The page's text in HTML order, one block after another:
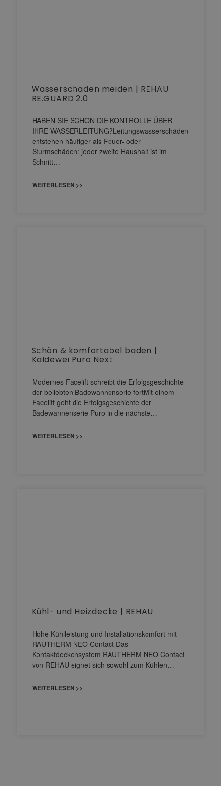
Wasserschäden meiden | REHAU
RE.GUARD 2.0
HABEN SIE SCHON DIE KONTROLLE ÜBER
IHRE WASSERLEITUNG?Leitungswasserschäden
entstehen häufiger als Feuer- oder
Sturmschäden: jeder zweite Haushalt ist im
Schnitt…
WEITERLESEN >>
Schön & komfortabel baden |
Kaldewei Puro Next
Modernes Facelift schreibt die Erfolgsgeschichte
der beliebten Badewannenserie fortMit einem
Facelift geht die Erfolgsgeschichte der
Badewannenserie Puro in die nächste…
WEITERLESEN >>
Kühl- und Heizdecke | REHAU
Hohe Kühlleistung und Installationskomfort mit
RAUTHERM NEO Contact Das
Kontaktdeckensystem RAUTHERM NEO Contact
von REHAU eignet sich sowohl zum Kühlen…
WEITERLESEN >>